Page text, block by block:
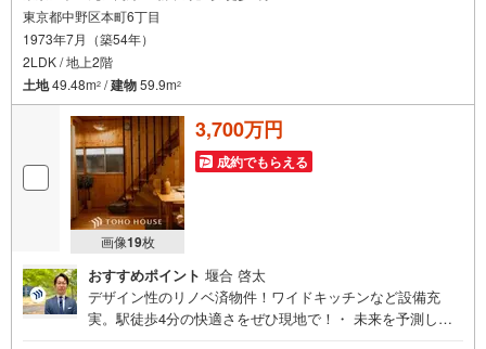
東京都中野区本町6丁目
1973年7月（築54年）
2LDK / 地上2階
土地49.48m2 /建物59.9m2
画像19枚
3,700万円
成約でもらえる
おすすめポイント 堰合 啓太
デザイン性のリノベ済物件！ワイドキッチンなど設備充
実。駅徒歩4分の快適さをぜひ現地で！・ 未来を予測し人